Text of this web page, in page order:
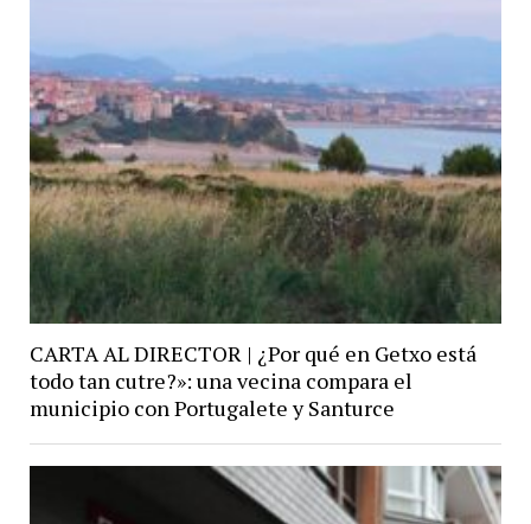
CARTA AL DIRECTOR | ¿Por qué en Getxo está
todo tan cutre?»: una vecina compara el
municipio con Portugalete y Santurce